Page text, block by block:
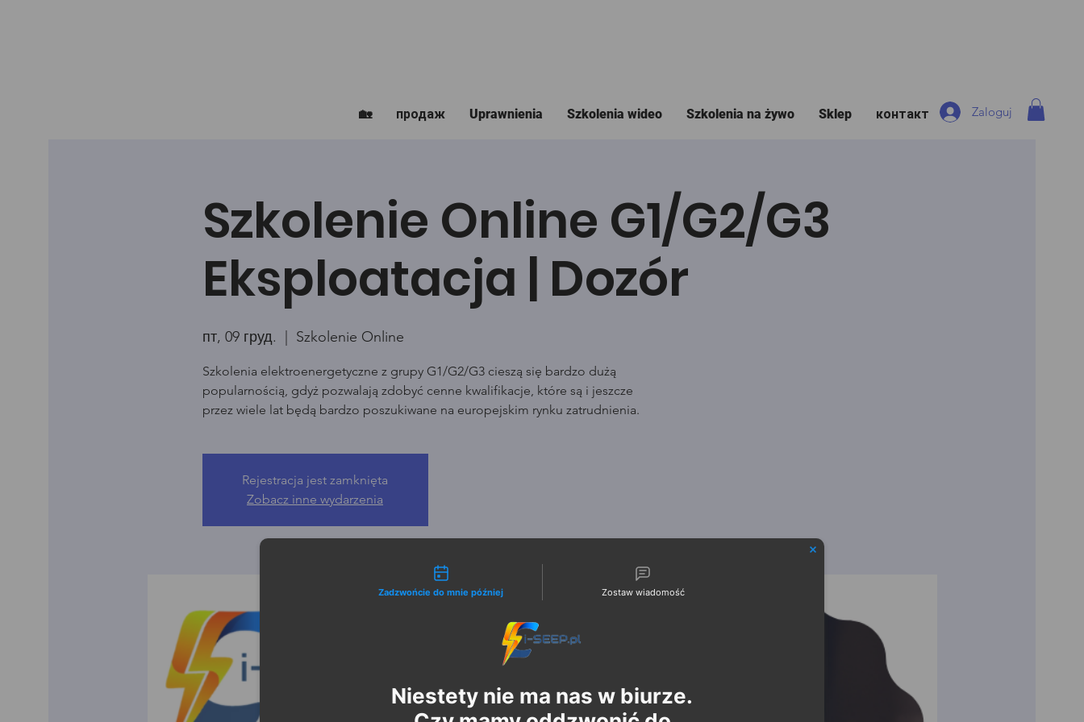
🏡 продаж Uprawnienia Szkolenia wideo Szkolenia na żywo Sklep контакт Zaloguj
Szkolenie Online G1/G2/G3
Eksploatacja | Dozór
пт, 09 груд.
  |
Szkolenie Online
Szkolenia elektroenergetyczne z grupy G1/G2/G3 cieszą się bardzo dużą
popularnością, gdyż pozwalają zdobyć cenne kwalifikacje, które są i jeszcze
przez wiele lat będą bardzo poszukiwane na europejskim rynku zatrudnienia.
Rejestracja jest zamknięta
Zobacz inne wydarzenia
Możliwości kontaktu
Zadzwońcie do mnie później Zostaw wiadomość
Niestety nie ma nas w biurze.